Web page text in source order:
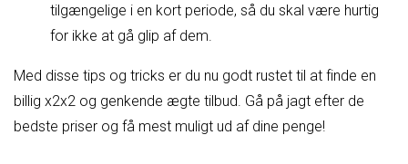
tilgængelige i en kort periode, så du skal være hurtig
for ikke at gå glip af dem.
Med disse tips og tricks er du nu godt rustet til at finde en
billig x2x2 og genkende ægte tilbud. Gå på jagt efter de
bedste priser og få mest muligt ud af dine penge!